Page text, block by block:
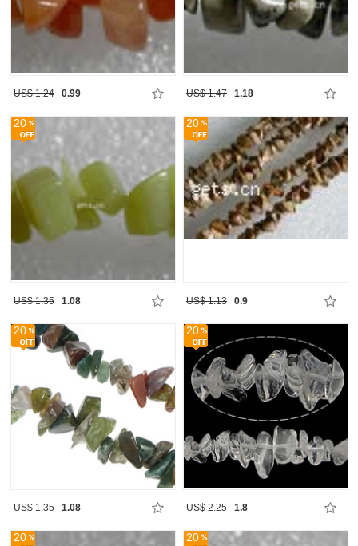
US$ 1.24 0.99 US$ 1.47 1.18
20
US$ 1.35 1.08
20
US$ 1.13 0.9
20
US$ 1.35 1.08
20
US$ 2.25 1.8
20 20